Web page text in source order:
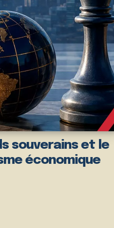
souverains et le
économique